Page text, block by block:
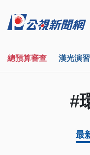
總預算審查 漢光演習
#
最